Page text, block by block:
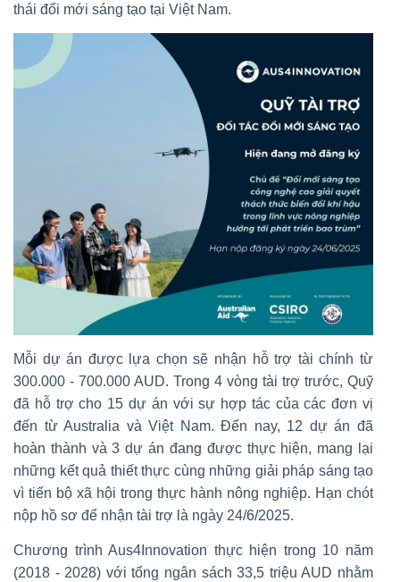
thái đổi mới sáng tạo tại Việt Nam.
Mỗi dự án được lựa chọn sẽ nhận hỗ trợ tài chính từ
300.000 - 700.000 AUD. Trong 4 vòng tài trợ trước, Quỹ
đã hỗ trợ cho 15 dự án với sự hợp tác của các đơn vị
đến từ Australia và Việt Nam. Đến nay, 12 dự án đã
hoàn thành và 3 dự án đang được thực hiện, mang lại
những kết quả thiết thực cùng những giải pháp sáng tạo
vì tiến bộ xã hội trong thực hành nông nghiệp. Hạn chót
nộp hồ sơ để nhận tài trợ là ngày 24/6/2025.
Chương trình Aus4Innovation thực hiện trong 10 năm
(2018 - 2028) với tổng ngân sách 33,5 triệu AUD nhằm